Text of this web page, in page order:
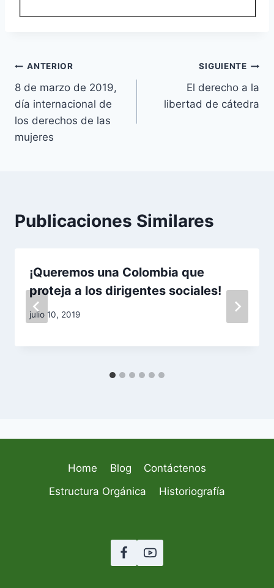
Navegación
de
entradas
ANTERIOR
8 de marzo de 2019,
día internacional de
los derechos de las
mujeres
SIGUIENTE
El derecho a la
libertad de cátedra
Publicaciones Similares
¡Queremos una Colombia que
proteja a los dirigentes sociales!
julio 10, 2019
Home Blog
Contáctenos
Estructura Orgánica
Historiografía